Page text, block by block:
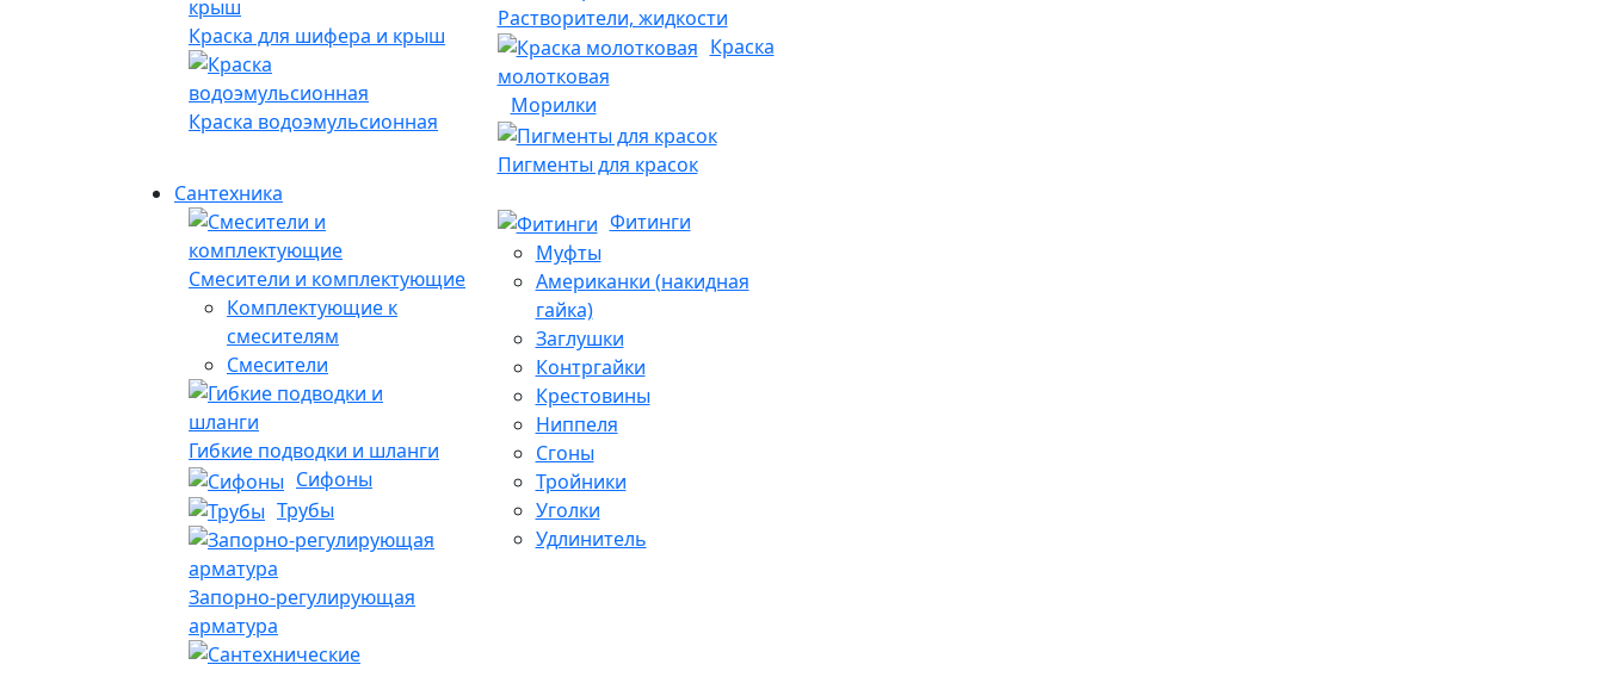
Краска для шифера и крыш
Краска водоэмульсионная
Растворители, жидкости
Краска
молотковая
Морилки
Пигменты для красок
Сантехника
Смесители и комплектующие
Комплектующие к
смесителям
Смесители
Гибкие подводки и шланги
Сифоны
Трубы
Запорно-регулирующая
арматура
Фитинги
Муфты
Американки (накидная
гайка)
Заглушки
Контргайки
Крестовины
Ниппеля
Сгоны
Тройники
Уголки
Удлинитель